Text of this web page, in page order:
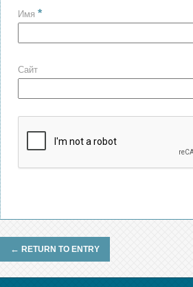
Имя *
Сайт
← RETURN TO ENTRY